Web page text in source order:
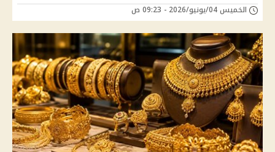
الخميس 04/يونيو/2026 - 09:23 ص